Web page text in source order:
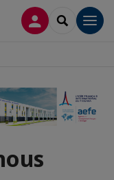
CONNEXION